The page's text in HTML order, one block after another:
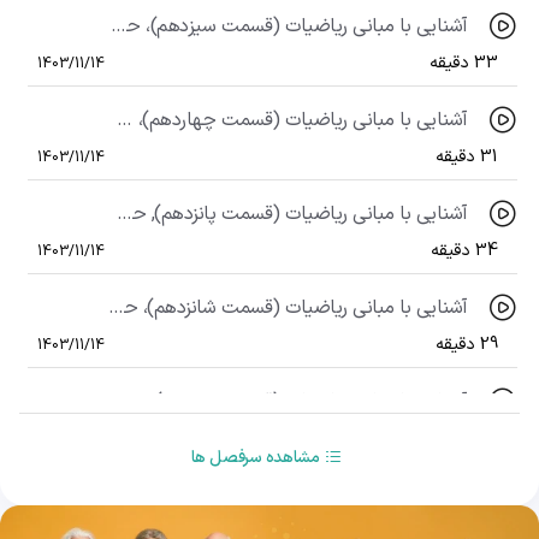
آشنایی با مبانی ریاضیات (قسمت سیزدهم)، حل تست 63 تا 74 مجموعه
33 دقیقه 1403/11/14
آشنایی با مبانی ریاضیات (قسمت چهاردهم)، حل تست 75 تا 84 مجموعه
31 دقیقه 1403/11/14
آشنایی با مبانی ریاضیات (قسمت پانزدهم), حل تست 85 تا 100 مجموعه
34 دقیقه 1403/11/14
آشنایی با مبانی ریاضیات (قسمت شانزدهم)، حل تست 101 تا 111 مجموعه
29 دقیقه 1403/11/14
1403/11/14
مشاهده سرفصل ها